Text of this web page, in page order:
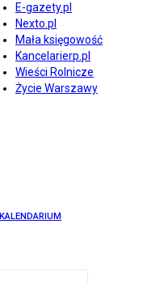
E-gazety.pl
Nexto.pl
Mała księgowość
Kancelarierp.pl
Wieści Rolnicze
Życie Warszawy
KALENDARIUM